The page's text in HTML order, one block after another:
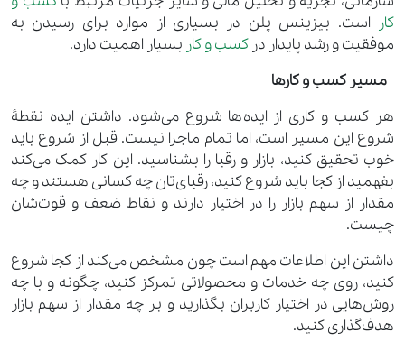
کار است. بیزینس پلن در بسیاری از موارد برای رسیدن به
موفقیت و رشد پایدار در کسب و کار بسیار اهمیت دارد.
مسیر کسب ‌و‌ کارها
هر کسب ‌و‌ کاری از ایده‌ها شروع می‌شود. داشتن ایده نقطۀ
شروع این مسیر است، اما تمام ماجرا نیست. قبل از شروع باید
خوب تحقیق کنید، بازار و رقبا را بشناسید. این کار کمک می‌کند
بفهمید از کجا باید شروع کنید، رقبای‌تان چه کسانی هستند و چه
مقدار از سهم بازار را در اختیار دارند و نقاط ضعف و قوت‌شان
چیست.
داشتن این اطلاعات مهم است چون مشخص می‌کند از کجا شروع
کنید، روی چه خدمات و محصولاتی تمرکز کنید، چگونه و با چه
روش‌هایی در اختیار کاربران بگذارید و بر چه مقدار از سهم بازار
هدف‌گذاری کنید.